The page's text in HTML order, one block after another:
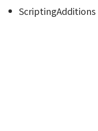
ScriptingAdditions